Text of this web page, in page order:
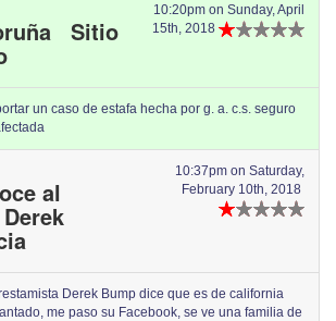
Sitio
10:20pm on Sunday, April
15th, 2018
un caso de estafa hecha por g. a. c.s. seguro
al
10:37pm on Saturday,
February 10th, 2018
Derek Bump dice que es de california
me paso su Facebook, se ve una familia de